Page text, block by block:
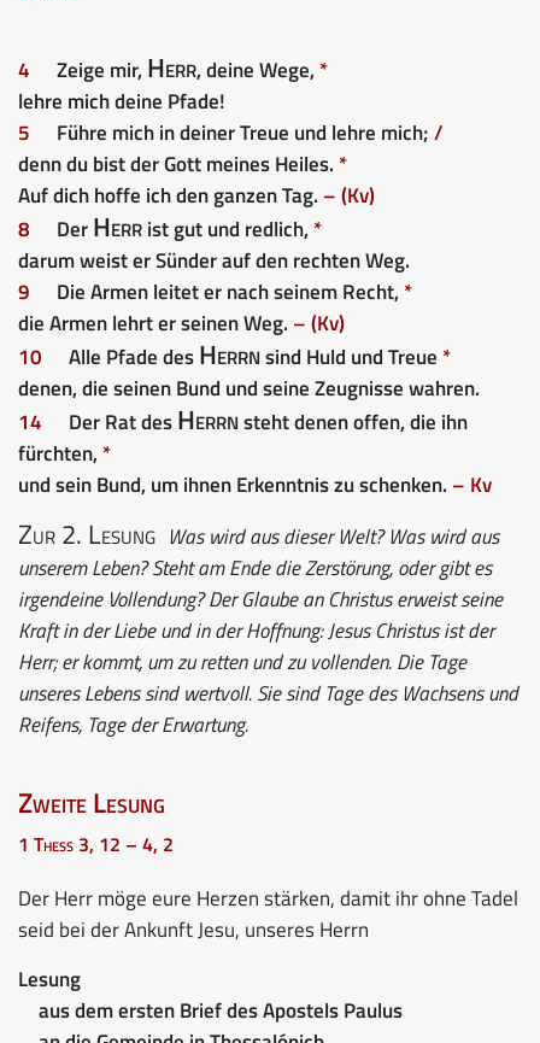
4 Zeige mir, Herr, deine Wege, *
lehre mich deine Pfade!
5
Führe mich in deiner Treue und lehre mich;/
denn du bist der Gott meines Heiles. *
Auf dich hoffe ich den ganzen Tag. – (Kv)
8
DerHerrist gut und redlich, *
darum weist er Sünder auf den rechten Weg.
9
Die Armen leitet er nach seinem Recht, *
die Armen lehrt er seinen Weg. – (Kv)
10
Alle Pfade desHerrnsind Huld und Treue *
denen, die seinen Bund und seine Zeugnisse wahren.
14
Der Rat desHerrnsteht denen offen, die ihn
fürchten, *
und sein Bund, um ihnen Erkenntnis zu schenken. – Kv
Zur 2. Lesung Was wird aus dieser Welt? Was wird aus
unserem Leben? Steht am Ende die Zerstörung, oder gibt es
irgendeine Vollendung? Der Glaube an Christus erweist seine
Kraft in der Liebe und in der Hoffnung: Jesus Christus ist der
Herr; er kommt, um zu retten und zu vollenden. Die Tage
unseres Lebens sind wertvoll. Sie sind Tage des Wachsens und
Reifens, Tage der Erwartung.
Zweite Lesung
1 Thess 3, 12 – 4, 2
Der Herr möge eure Herzen stärken, damit ihr ohne Tadel
seid bei der Ankunft Jesu, unseres Herrn
Lesung
aus dem ersten Brief des Apostels Paulus